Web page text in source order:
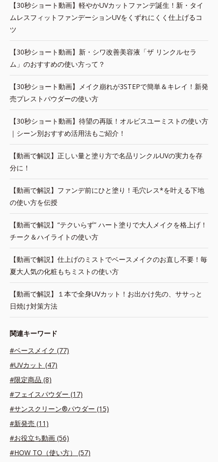
【30秒ショート動画】軽やかUVカットファンデ誕生！新・タイ
ムレスフィットファンデーションUVをくずれにくく仕上げるコ
ツ
【30秒ショート動画】新・シワ改善美容液「ザ リンクルセラ
ム」のおすすめの使い方って？
【30秒ショート動画】メイク崩れが3STEPで簡単＆キレイ！新発
売プレストパウダーの使い方
【30秒ショート動画】待望の再販！オルビスユーミストの使い方
｜シーン別おすすめ活用法もご紹介！
【動画で解説】正しい量と塗り方で名品リンクルUVの実力を存
分に！
【動画で解説】ファンデ前にひと塗り！毛穴レス*を叶える下地
の使い方を伝授
【動画で解説】“テクいらず” ハート塗りで大人メイクを格上げ！
チーク＆ハイライトの使い方
【動画で解説】仕上げのミストでベースメイクのお直し不要！毎
夏大人気の化粧もちミストの使い方
【動画で解説】１本で全身UVカット！お出かけ先の、ササっと
日焼け対策方法
関連キーワード
#ベースメイク (77)
#UVカット (47)
#限定商品 (8)
#フェイスパウダー (17)
#サンスクリーン®パウダー (15)
#新発売 (11)
#お役立ち動画 (56)
#HOW TO（使い方） (57)